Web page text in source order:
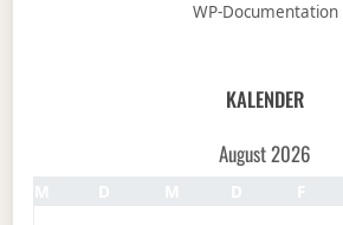
WP-Documentation
KALENDER
August 2026